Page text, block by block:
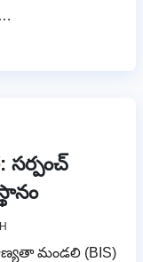
మండలి (BIS)